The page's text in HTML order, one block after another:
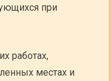
при
работах,
местах и